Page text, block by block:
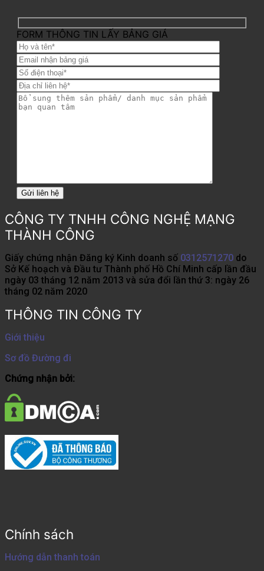
FORM THÔNG TIN LẤY BẢNG GIÁ
CÔNG TY TNHH CÔNG NGHỆ MẠNG
THÀNH CÔNG
Giấy chứng nhận Đăng ký Kinh doanh số 0312571270 do
Sở Kế hoạch và Đầu tư Thành phố Hồ Chí Minh cấp lần đầu
ngày 03 tháng 12 năm 2013 và sửa đổi lần thứ 3: ngày 26
tháng 02 năm 2020
THÔNG TIN CÔNG TY
Giới thiệu
Sơ đồ Đường đi
Chứng nhận bởi:
Chính sách
Hướng dẫn thanh toán